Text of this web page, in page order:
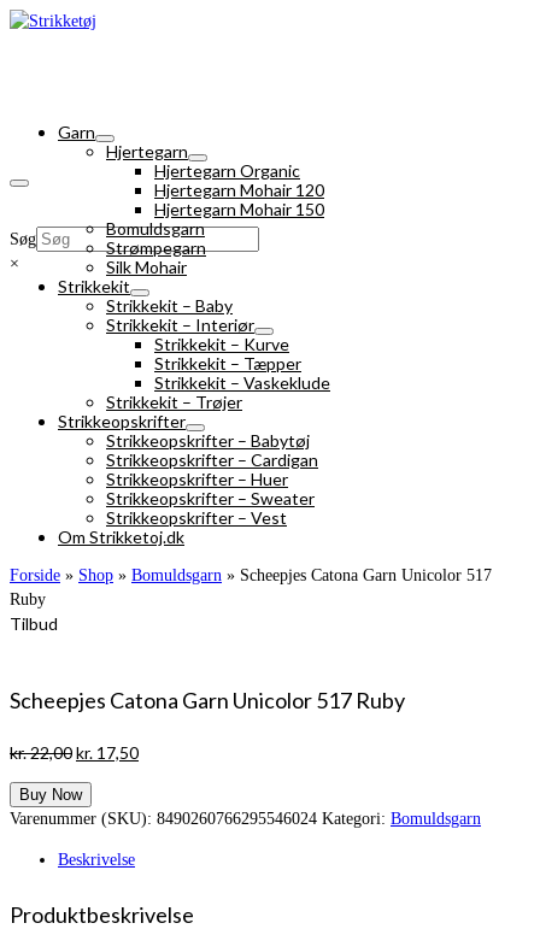
Søg
×
Garn
Hjertegarn
Hjertegarn Organic
Hjertegarn Mohair 120
Hjertegarn Mohair 150
Bomuldsgarn
Strømpegarn
Silk Mohair
Strikkekit
Strikkekit – Baby
Strikkekit – Interiør
Strikkekit – Kurve
Strikkekit – Tæpper
Strikkekit – Vaskeklude
Strikkekit – Trøjer
Strikkeopskrifter
Strikkeopskrifter – Babytøj
Strikkeopskrifter – Cardigan
Strikkeopskrifter – Huer
Strikkeopskrifter – Sweater
Strikkeopskrifter – Vest
Om Strikketoj.dk
Forside » Shop » Bomuldsgarn » Scheepjes Catona Garn Unicolor 517
Ruby
Tilbud
Scheepjes Catona Garn Unicolor 517 Ruby
kr.22,00Den
pris
var:
kr. 17,50Den
er:
Buy Now
Varenummer (SKU): 8490260766295546024 Kategori: Bomuldsgarn
Beskrivelse
Produktbeskrivelse